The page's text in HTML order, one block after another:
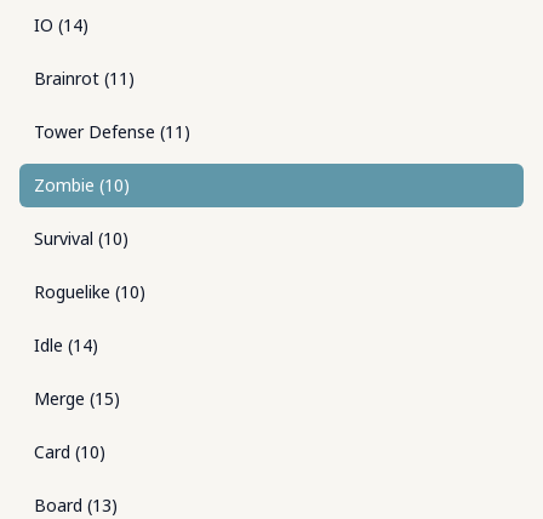
IO (14)
Brainrot (11 )
Tower Defense (11 )
Zombie (10)
Survival (10)
Roguelike (10)
Idle (14)
Merge (15)
Card (10)
Board (13)